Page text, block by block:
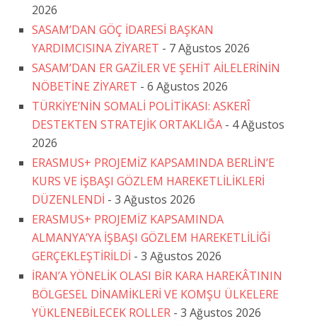
2026
SASAM’DAN GÖÇ İDARESİ BAŞKAN
YARDIMCISINA ZİYARET - 7 Ağustos 2026
SASAM’DAN ER GAZİLER VE ŞEHİT AİLELERİNİN
NÖBETİNE ZİYARET - 6 Ağustos 2026
TÜRKİYE’NİN SOMALİ POLİTİKASI: ASKERÎ
DESTEKTEN STRATEJİK ORTAKLIĞA - 4 Ağustos
2026
ERASMUS+ PROJEMİZ KAPSAMINDA BERLİN’E
KURS VE İŞBAŞI GÖZLEM HAREKETLİLİKLERİ
DÜZENLENDİ - 3 Ağustos 2026
ERASMUS+ PROJEMİZ KAPSAMINDA
ALMANYA’YA İŞBAŞI GÖZLEM HAREKETLİLİĞİ
GERÇEKLEŞTİRİLDİ - 3 Ağustos 2026
İRAN’A YÖNELİK OLASI BİR KARA HAREKÂTININ
BÖLGESEL DİNAMİKLERİ VE KOMŞU ÜLKELERE
YÜKLENEBİLECEK ROLLER - 3 Ağustos 2026